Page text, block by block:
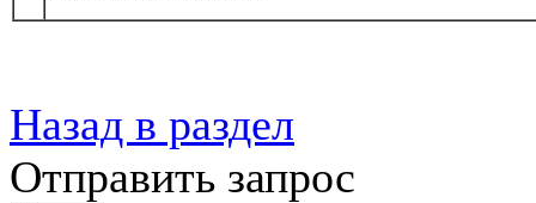
Назад в раздел
Отправить запрос